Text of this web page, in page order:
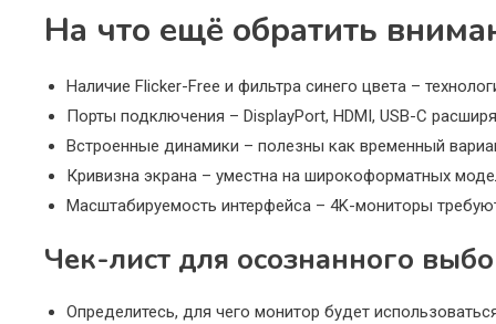
На что ещё обратить
Наличие Flicker-Free и фильтра синего цвета –
Порты подключения – DisplayPort, HDMI, USB-C
Встроенные динамики – полезны как временный
Кривизна экрана – уместна на широкоформатных
Масштабируемость интерфейса – 4K-мониторы
Чек-лист для осознанного
Определитесь, для чего монитор будет